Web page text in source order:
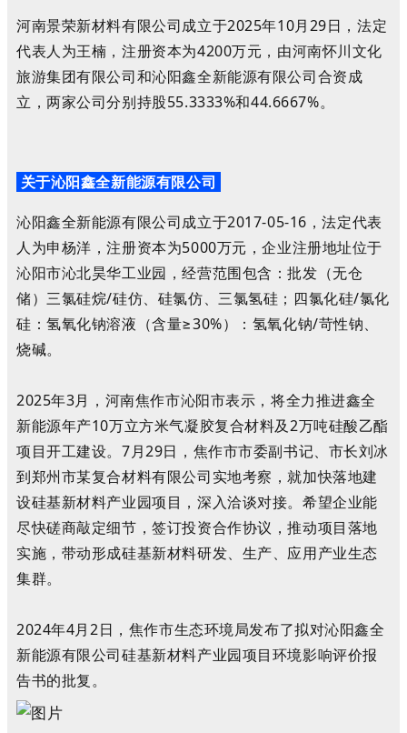
河南景荣新材料有限公司成立于2025年10月29日，法定
代表人为王楠，注册资本为4200万元， 由河南怀川文化
旅游集团有限公司和沁阳鑫全新能源有限公司合资成
立，两家公司分别持股55.3333%和44.6667%。
关于沁阳鑫全新能源有限公司
沁阳鑫全新能源有限公司成立于2017-05-16，法定代表
人为申杨洋，注册资本为5000万元，企业注册地址位于
沁阳市沁北昊华工业园，经营范围包含：批发（无仓
储）三氯硅烷/硅仿、硅氯仿、三氯氢硅；四氯化硅/氯化
硅：氢氧化钠溶液（含量≥30%）：氢氧化钠/苛性钠、
烧碱。
2025年3月， 河南焦作市沁阳市表示， 将全力推进鑫全
新能源年产10万立方米气凝胶复合材料及2万吨硅酸乙酯
项目开工建设。7月29日，焦作市市委副书记、市长刘冰
到郑州市某复合材料有限公司实地考察，就加快落地建
设硅基新材料产业园项目，深入洽谈对接。 希望企业能
尽快磋商敲定细节，签订投资合作协议，推动项目落地
实施，带动形成硅基新材料研发、生产、应用产业生态
集群。
2024年4月2日， 焦作市生态环境局发布了拟对沁阳鑫全
新能源有限公司硅基新材料产业园项目环境影响评价报
告书的批复。